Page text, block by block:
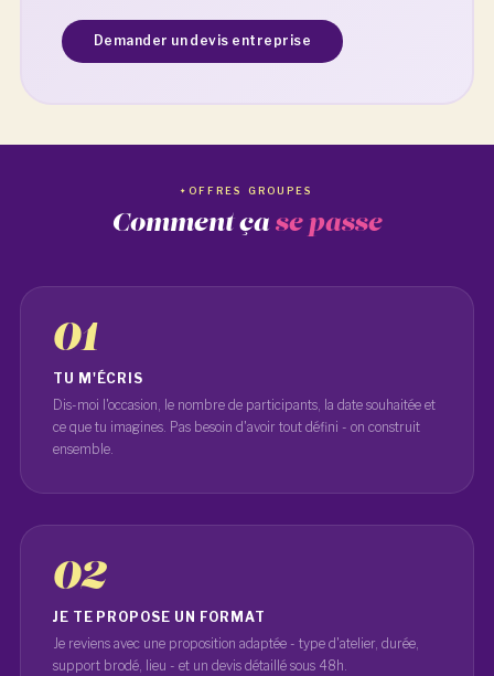
Demander un devis entreprise
OFFRES GROUPES
Comment çase passe
01
TU M'ÉCRIS
Dis-moi l'occasion, le nombre de participants, la date souhaitée et
ce que tu imagines. Pas besoin d'avoir tout défini - on construit
ensemble.
02
JE TE PROPOSE UN FORMAT
Je reviens avec une proposition adaptée - type d'atelier, durée,
support brodé, lieu - et un devis détaillé sous 48h.